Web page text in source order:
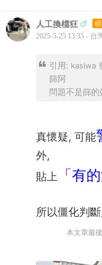
人工換檔狂
2025-5-25 13:35 - 台
引用: kasiwa
篩阿
問題不是篩
真懷疑, 可能
外,
貼上
「有
所以僵化判
本文章最